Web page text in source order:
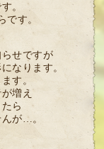
。
です。
せですが
なります。
す。
増え
ら
が…。